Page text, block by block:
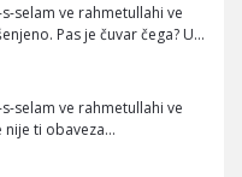
selam ve rahmetullahi ve
Pas je čuvar čega? U…
selam ve rahmetullahi ve
nije ti obaveza…